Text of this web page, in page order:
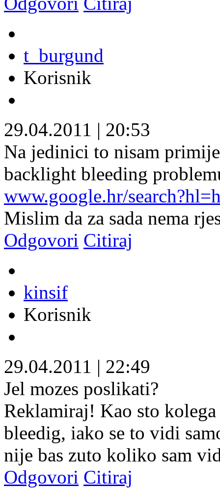
t_burgund
Korisnik
29.04.2011 | 20:53
Na jedinici to nisam
backlight bleeding
www.google.hr/
Mislim da za sada nema
Odgovori Citiraj
kinsif
Korisnik
29.04.2011 | 22:49
Jel mozes poslikati?
Reklamiraj! Kao sto
bleedig, iako se to vidi
nije bas zuto koliko sam
Odgovori Citiraj